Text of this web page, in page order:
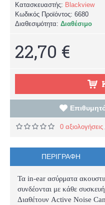
Κατασκευαστής: Blackview
Κωδικός Προϊόντος: 6680
Διαθεσιμότητα: Διαθέσιμο
22,70 €
0 αξιολογήσεις
ΠΕΡΙΓΡΑΦΉ
Τα in-ear ασύρματα
συνδέονται με κάθε
Διαθέτουν Active Noise